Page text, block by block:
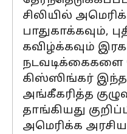
சிலியில்
பாதுகாக்கவும்,
கவிழ்க்கவும்
கிஸ்ஸிங்கர்
அங்கீகரித்த
தாங்கியது
அமெரிக்க